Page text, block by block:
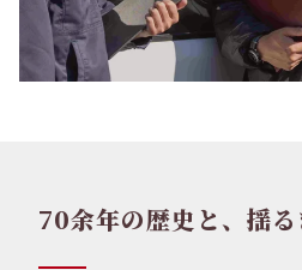
70余年の歴史と、揺